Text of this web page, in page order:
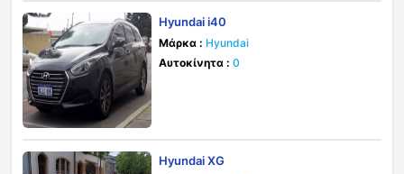
Hyundai i40
Μάρκα : Hyundai
Αυτοκίνητα : 0
Hyundai XG